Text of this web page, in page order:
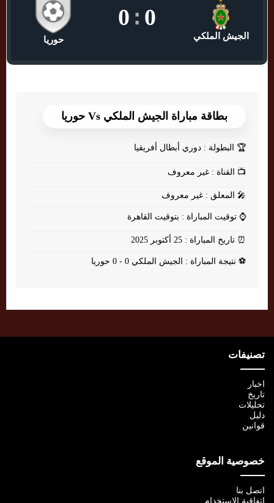
الجيش الملكي
0
:
0
حوريا
بطاقة مباراة الجيش الملكي Vs حوريا
🏆 البطولة : دوري أبطال أفريقيا
📺 القناة : غير معروف
🎤 المعلق : غير معروف
⌚ توقيت المباراة : بتوقيت القاهرة
⏰ تاريخ المباراة : 25 أكتوبر 2025
⚽ نتيجة المباراة : الجيش الملكي 0 - 0 حوريا
تصنيفات
اخبار
تاريخ
تحليلات
دليل
قوانين
خصوصية الموقع
اتصل بنا
اتفاقية الإستخدام